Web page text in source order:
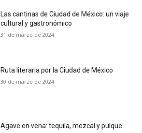
Las cantinas de Ciudad de México: un viaje
cultural y gastronómico
31 de marzo de 2024
Ruta literaria por la Ciudad de México
30 de marzo de 2024
Agave en vena: tequila, mezcal y pulque